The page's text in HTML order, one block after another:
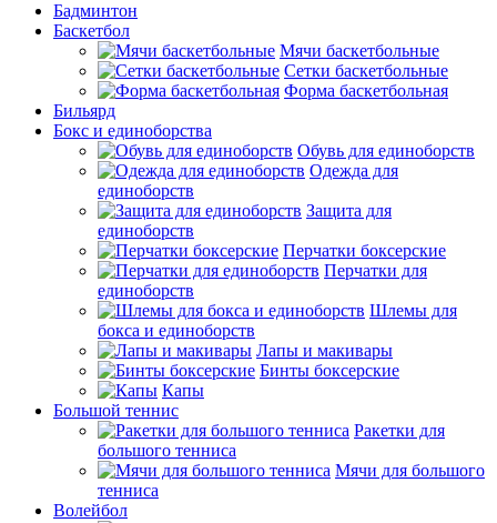
Бадминтон
Баскетбол
Мячи баскетбольные
Сетки баскетбольные
Форма баскетбольная
Бильярд
Бокс и единоборства
Обувь для единоборств
Одежда для
единоборств
Защита для
единоборств
Перчатки боксерские
Перчатки для
единоборств
Шлемы для
бокса и единоборств
Лапы и макивары
Бинты боксерские
Капы
Большой теннис
Ракетки для
большого тенниса
Мячи для большого
тенниса
Волейбол